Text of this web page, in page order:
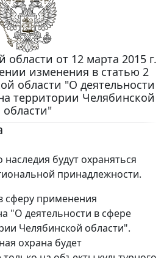
области от 12 марта 2015 г.
изменения в статью 2
области "О деятельности
территории Челябинской
области"
будут охраняться
принадлежности.
сферу применения
"О деятельности в сфере
Челябинской области".
охрана будет